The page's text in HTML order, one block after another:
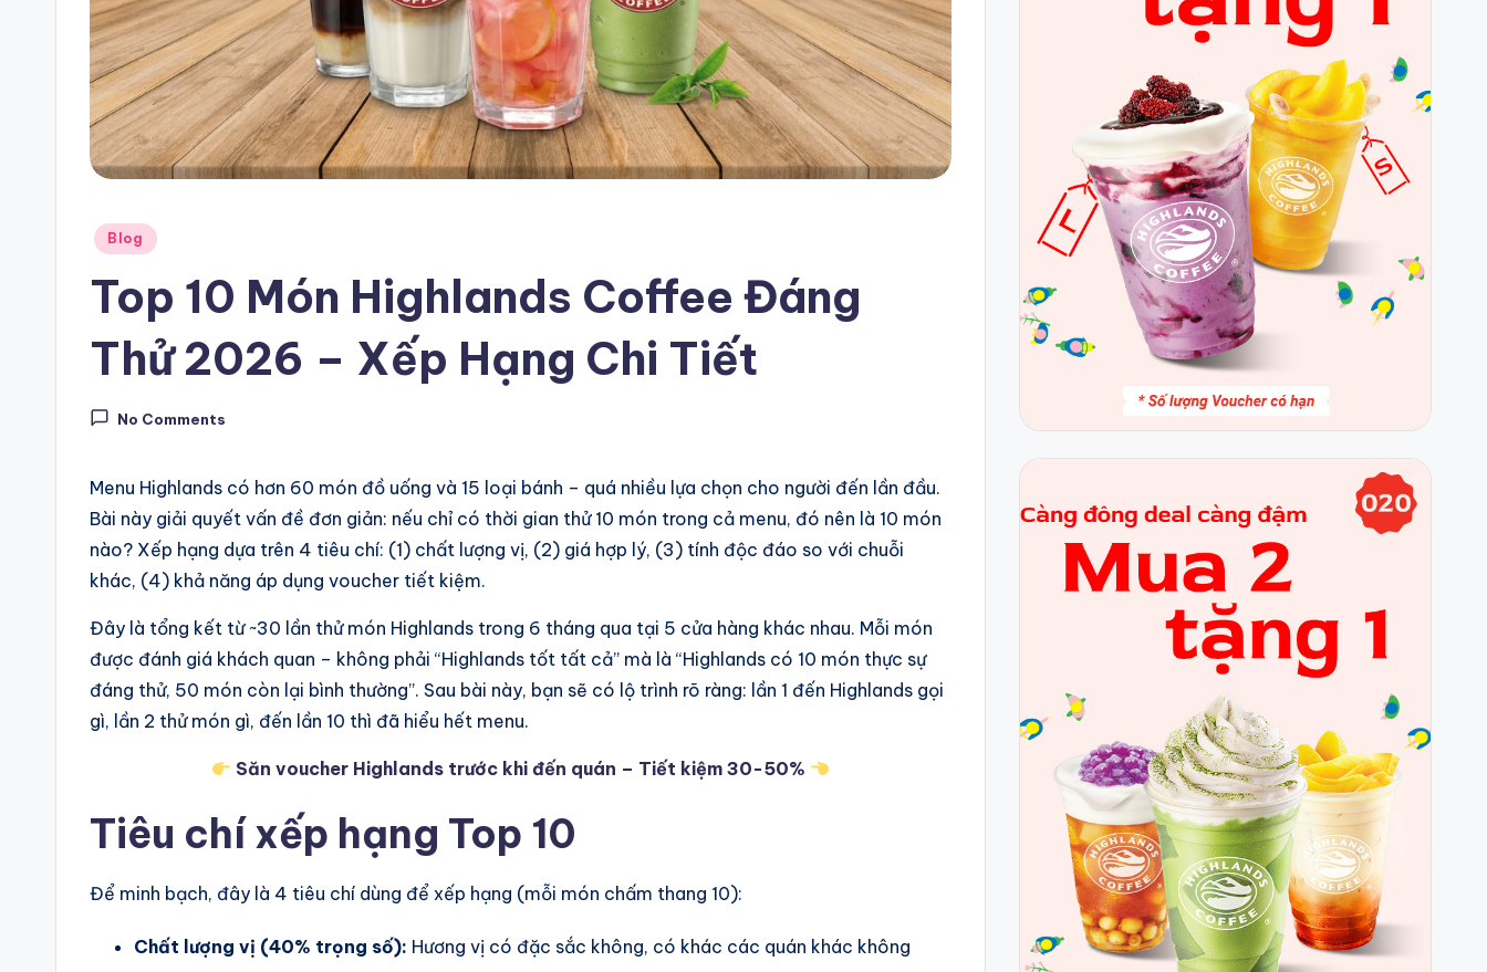
Posted
Blog
Top 10 Món Highlands Coffee Đáng
Thử 2026 – Xếp Hạng Chi Tiết
No Comments
Menu Highlands có hơn 60 món đồ uống và 15 loại bánh – quá nhiều lựa chọn cho người đến lần đầu.
Bài này giải quyết vấn đề đơn giản: nếu chỉ có thời gian thử 10 món trong cả menu, đó nên là 10 món
nào? Xếp hạng dựa trên 4 tiêu chí: (1) chất lượng vị, (2) giá hợp lý, (3) tính độc đáo so với chuỗi
khác, (4) khả năng áp dụng voucher tiết kiệm.
Đây là tổng kết từ ~30 lần thử món Highlands trong 6 tháng qua tại 5 cửa hàng khác nhau. Mỗi món
được đánh giá khách quan – không phải “Highlands tốt tất cả” mà là “Highlands có 10 món thực sự
đáng thử, 50 món còn lại bình thường”. Sau bài này, bạn sẽ có lộ trình rõ ràng: lần 1 đến Highlands gọi
gì, lần 2 thử món gì, đến lần 10 thì đã hiểu hết menu.
Săn voucher Highlands trước khi đến quán – Tiết kiệm 30-50%
Tiêu chí xếp hạng Top 10
Để minh bạch, đây là 4 tiêu chí dùng để xếp hạng (mỗi món chấm thang 10):
Chất lượng vị (40% trọng số): Hương vị có đặc sắc không, có khác các quán khác không